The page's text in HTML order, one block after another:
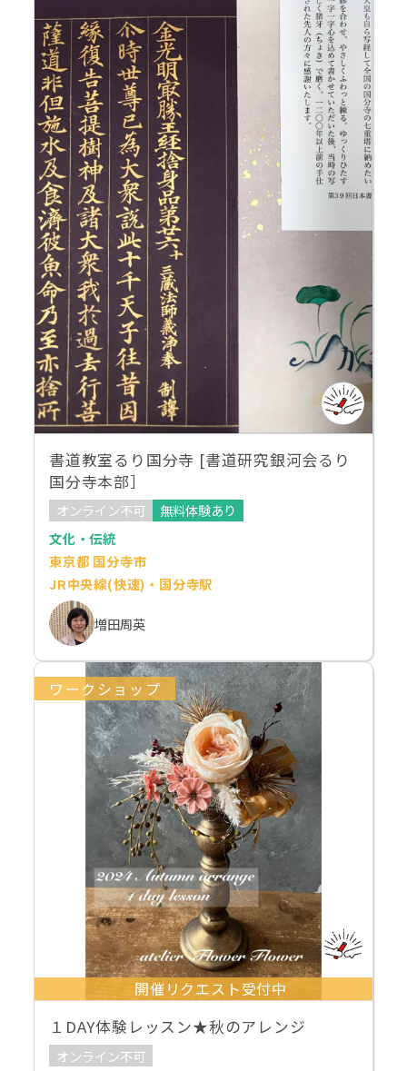
書道教室るり国分寺 [書道研究銀河会るり
国分寺本部］
オンライン不可
無料体験あり
文化・伝統
東京都 国分寺市
JR中央線(快速)・国分寺駅
増田周英
ワークショップ
開催リクエスト受付中
１DAY体験レッスン★秋のアレンジ
オンライン不可